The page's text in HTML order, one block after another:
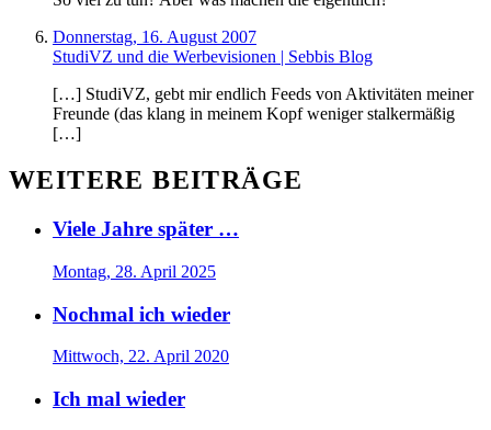
Donnerstag, 16. August 2007
StudiVZ und die Werbevisionen | Sebbis Blog
[…] StudiVZ, gebt mir endlich Feeds von Aktivitäten meiner
Freunde (das klang in meinem Kopf weniger stalkermäßig
[…]
WEITERE BEITRÄGE
Viele Jahre später …
Montag, 28. April 2025
Nochmal ich wieder
Mittwoch, 22. April 2020
Ich mal wieder